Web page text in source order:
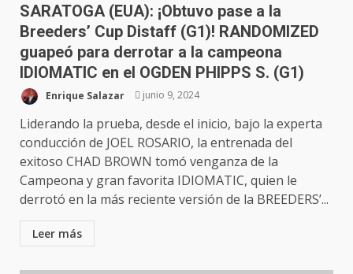
SARATOGA (EUA): ¡Obtuvo pase a la
Breeders’ Cup Distaff (G1)! RANDOMIZED
guapeó para derrotar a la campeona
IDIOMATIC en el OGDEN PHIPPS S. (G1)
Enrique Salazar junio 9, 2024
Liderando la prueba, desde el inicio, bajo la experta
conducción de JOEL ROSARIO, la entrenada del
exitoso CHAD BROWN tomó venganza de la
Campeona y gran favorita IDIOMATIC, quien le
derrotó en la más reciente versión de la BREEDERS’...
Leer más